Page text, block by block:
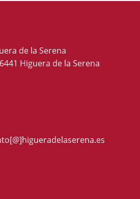
de la Serena
Higuera de la Serena